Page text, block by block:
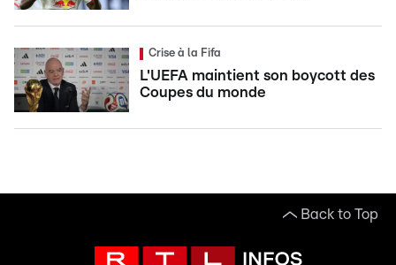
Crise à la Fifa
L'UEFA maintient son boycott des
Coupes du monde
Back to Top